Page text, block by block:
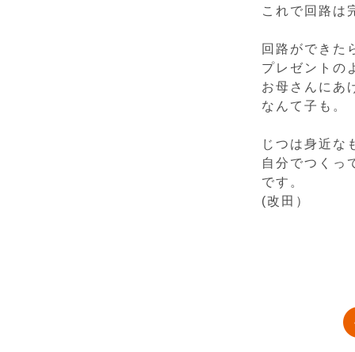
これで回路は
回路ができた
プレゼントの
お母さんにあ
なんて子も。
じつは身近な
自分でつくっ
です。
(改田）